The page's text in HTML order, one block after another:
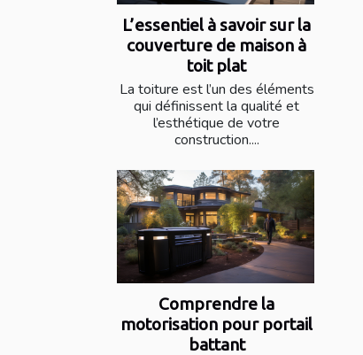
L’essentiel à savoir sur la
couverture de maison à
toit plat
La toiture est l’un des éléments
qui définissent la qualité et
l’esthétique de votre
construction....
Comprendre la
motorisation pour portail
battant